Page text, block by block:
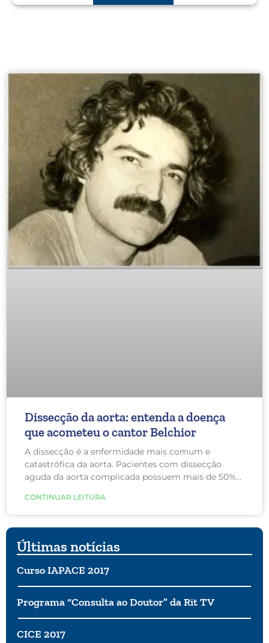
Dissecção da aorta: entenda a doença
que acometeu o cantor Belchior
A dissecção é a enfermidade mais comum e
catastrófica da aorta. Pacientes com dissecção
aguda da aorta complicada possuem mais de 50%
cada hora que passa.
CONTINUAR LEITURA
Últimas notícias
Curso IAPACE 2017
Programa “Consulta ao Doutor” da Rit TV
CICE 2017